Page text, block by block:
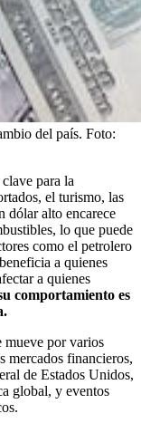
del país. Foto:
para la
el turismo, las
dólar alto encarece
lo que puede
como el petrolero
a quienes
a quienes
comportamiento es
mueve por varios
mercados financieros,
de Estados Unidos,
global, y eventos